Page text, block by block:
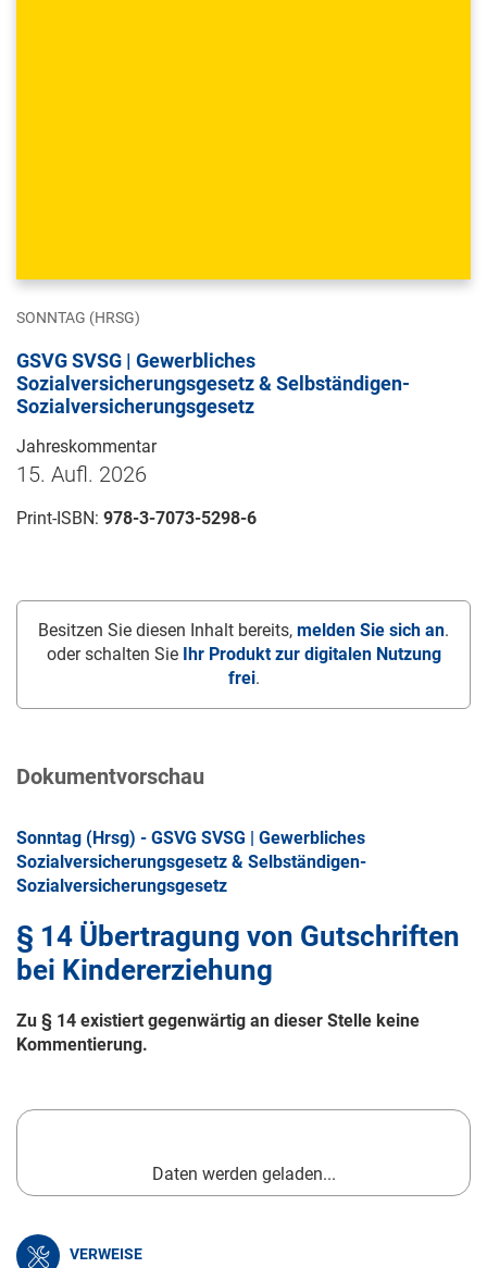
SONNTAG (HRSG)
GSVG SVSG | Gewerbliches
Sozialversicherungsgesetz & Selbständigen-
Sozialversicherungsgesetz
Jahreskommentar
15. Aufl. 2026
Print-ISBN: 978-3-7073-5298-6
Besitzen Sie diesen Inhalt bereits, melden Sie sich an.
oder schalten Sie
Ihr Produkt zur digitalen Nutzung
frei.
Dokumentvorschau
Sonntag (Hrsg) - GSVG SVSG | Gewerbliches
Sozialversicherungsgesetz & Selbständigen-
Sozialversicherungsgesetz
§ 14 Übertragung von Gutschriften
bei Kindererziehung
Zu § 14 existiert gegenwärtig an dieser Stelle keine
Kommentierung.
Daten werden geladen...
VERWEISE